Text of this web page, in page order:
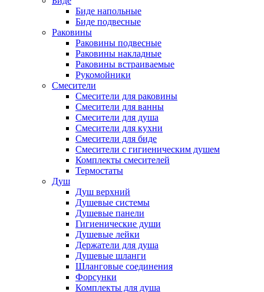
Биде напольные
Биде подвесные
Раковины
Раковины подвесные
Раковины накладные
Раковины встраиваемые
Рукомойники
Смесители
Смесители для раковины
Смесители для ванны
Смесители для душа
Смесители для кухни
Смесители для биде
Смесители с гигиеническим душем
Комплекты смесителей
Термостаты
Душ
Душ верхний
Душевые системы
Душевые панели
Гигиенические души
Душевые лейки
Держатели для душа
Душевые шланги
Шланговые соединения
Форсунки
Комплекты для душа